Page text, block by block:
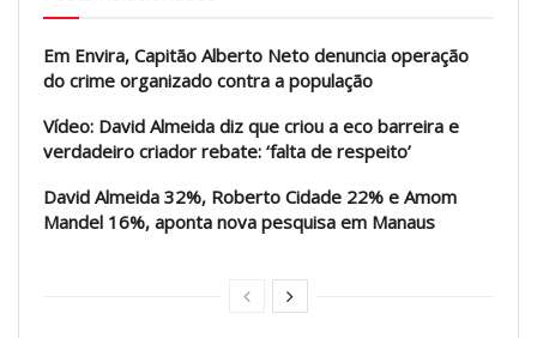
Em Envira, Capitão Alberto Neto denuncia operação
do crime organizado contra a população
Vídeo: David Almeida diz que criou a eco barreira e
verdadeiro criador rebate: ‘falta de respeito’
David Almeida 32%, Roberto Cidade 22% e Amom
Mandel 16%, aponta nova pesquisa em Manaus